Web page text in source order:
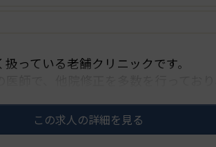
っている老舗クリニックです。
を求めて全・・・
この求人の詳細を見る